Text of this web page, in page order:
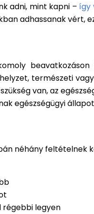
adni, mint kapni –így
adhassanak
természeti
van, az
egészségügyi
néhány feltételnek
régebbi legyen